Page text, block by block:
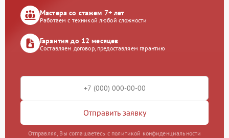
Мастера со стажем 7+ лет
Работаем с техникой любой сложности
Гарантия до 12 месяцев
Составляем договор, предоставляем гарантию
Отправить заявку
Отправляя, Вы соглашаетесь с политикой конфиденциальности